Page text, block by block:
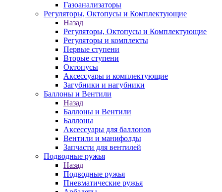
Газоанализаторы
Регуляторы, Октопусы и Комплектующие
Назад
Регуляторы, Октопусы и Комплектующие
Регуляторы и комплекты
Первые ступени
Вторые ступени
Октопусы
Аксессуары и комплектующие
Загубники и нагубники
Баллоны и Вентили
Назад
Баллоны и Вентили
Баллоны
Аксессуары для баллонов
Вентили и манифолды
Запчасти для вентилей
Подводные ружья
Назад
Подводные ружья
Пневматические ружья